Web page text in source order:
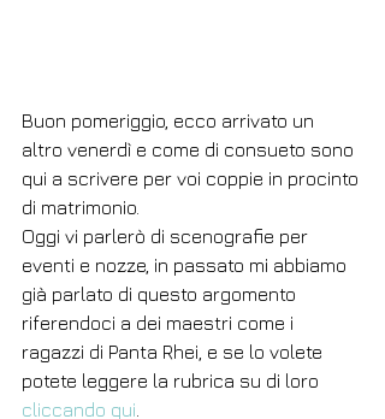
Buon pomeriggio, ecco arrivato un
altro venerdì e come di consueto sono
qui a scrivere per voi coppie in procinto
di matrimonio.
Oggi vi parlerò di scenografie per
eventi e nozze, in passato mi abbiamo
già parlato di questo argomento
riferendoci a dei maestri come i
ragazzi di Panta Rhei, e se lo volete
potete leggere la rubrica su di loro
cliccando qui